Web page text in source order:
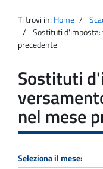
Agenzia
Entrate
principale
Ti trovi in: Home
Sostituti
precedente
Sostituti
nel mese
Seleziona il mese: